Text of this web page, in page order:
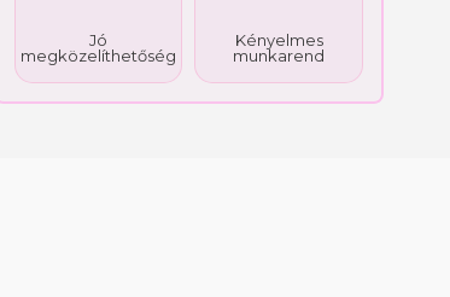
Jó
megközelíthetőség
Kényelmes
munkarend